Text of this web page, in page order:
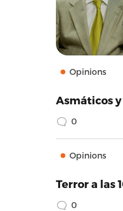
Opinions
Asmáticos
0
Opinions
Terror a las
0